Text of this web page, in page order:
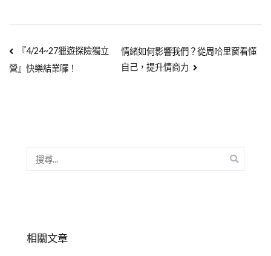
『4/24~27獵遊探險獨立
營』快樂結業囉！
情緒如何影響我們？從周哈里窗看懂
自己，提升情商力
相關文章